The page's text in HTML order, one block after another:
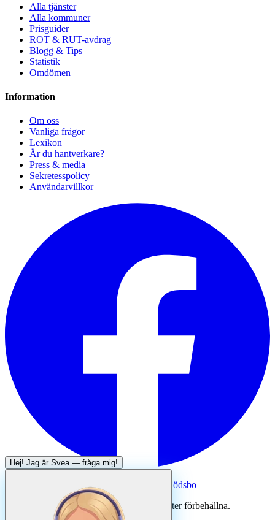
Alla tjänster
Alla kommuner
Prisguider
ROT & RUT-avdrag
Blogg & Tips
Statistik
Omdömen
Information
Om oss
Vanliga frågor
Lexikon
Är du hantverkare?
Press & media
Sekretesspolicy
Användarvillkor
Dödsboofferter — hjälp med dödsbo
Svenska Hantverkare. Alla rättigheter förbehållna.
Hej! Jag är Svea— fråga mig!